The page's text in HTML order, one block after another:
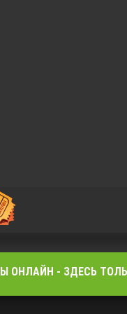
OНЛАЙН - ЗДЕСЬ